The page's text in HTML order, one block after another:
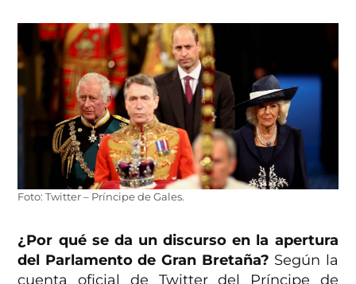
Foto: Twitter – Príncipe de Gales.
¿Por qué se da un discurso en la apertura
del Parlamento de Gran Bretaña? Según la
cuenta oficial de Twitter del Príncipe de